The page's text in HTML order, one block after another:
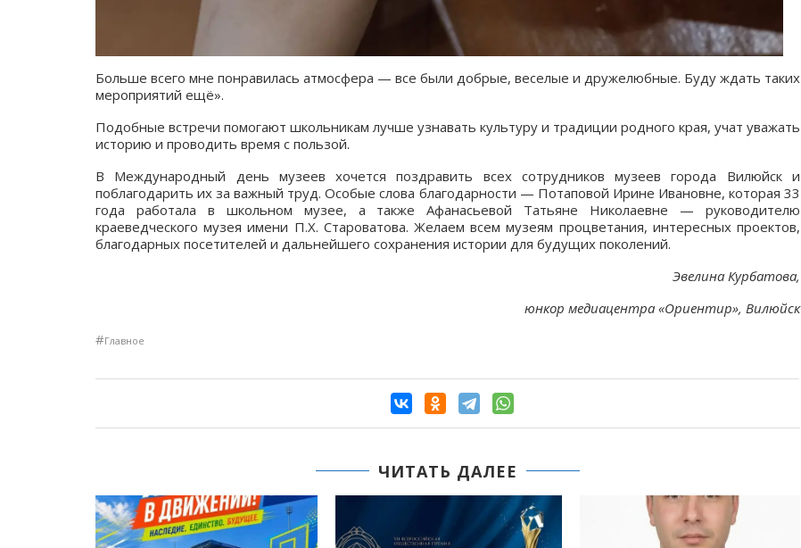
Больше всего мне понравилась атмосфера — все были добрые, веселые и дружелюбные. Буду ждать таких
мероприятий ещё».
Подобные встречи помогают школьникам лучше узнавать культуру и традиции родного края, учат уважать
историю и проводить время с пользой.
В Международный день музеев хочется поздравить всех сотрудников музеев города Вилюйск и
поблагодарить их за важный труд. Особые слова благодарности — Потаповой Ирине Ивановне, которая 33
года работала в школьном музее, а также Афанасьевой Татьяне Николаевне — руководителю
краеведческого музея имени П.Х. Староватова. Желаем всем музеям процветания, интересных проектов,
благодарных посетителей и дальнейшего сохранения истории для будущих поколений.
Эвелина Курбатова,
юнкор медиацентра «Ориентир», Вилюйск
#Главное
ЧИТАТЬ ДАЛЕЕ